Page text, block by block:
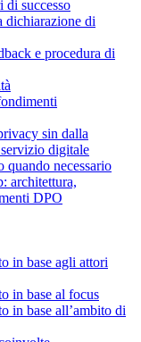
di successo
dichiarazione di
e procedura di
sin dalla
digitale
quando necessario
architettura,
DPO
in base agli attori
in base al focus
in base all’ambito di